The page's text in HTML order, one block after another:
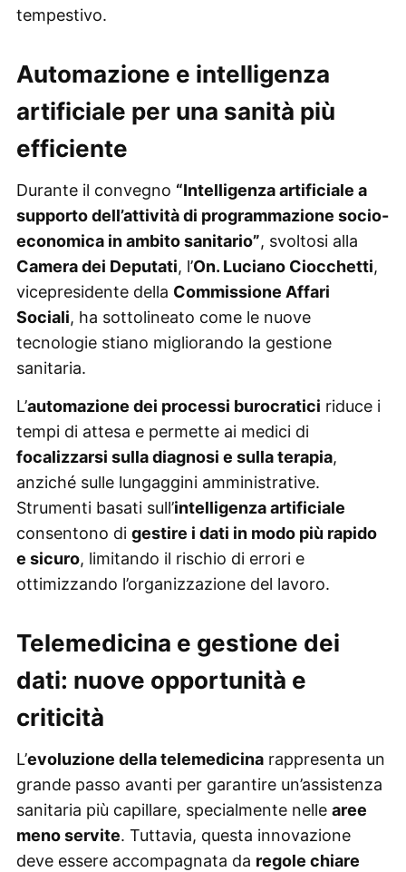
tempestivo.
Automazione e intelligenza
artificiale per una sanità più
efficiente
Durante il convegno “Intelligenza artificiale a
supporto dell’attività di programmazione socio-
economica in ambito sanitario”, svoltosi alla
Camera dei Deputati, l’On. Luciano Ciocchetti,
vicepresidente della Commissione Affari
Sociali, ha sottolineato come le nuove
tecnologie stiano migliorando la gestione
sanitaria.
L’automazione dei processi burocratici riduce i
tempi di attesa e permette ai medici di
focalizzarsi sulla diagnosi e sulla terapia,
anziché sulle lungaggini amministrative.
Strumenti basati sull’intelligenza artificiale
consentono di gestire i dati in modo più rapido
e sicuro, limitando il rischio di errori e
ottimizzando l’organizzazione del lavoro.
Telemedicina e gestione dei
dati: nuove opportunità e
criticità
L’evoluzione della telemedicinarappresenta un
grande passo avanti per garantire un’assistenza
sanitaria più capillare, specialmente nelle aree
meno servite. Tuttavia, questa innovazione
deve essere accompagnata da regole chiare